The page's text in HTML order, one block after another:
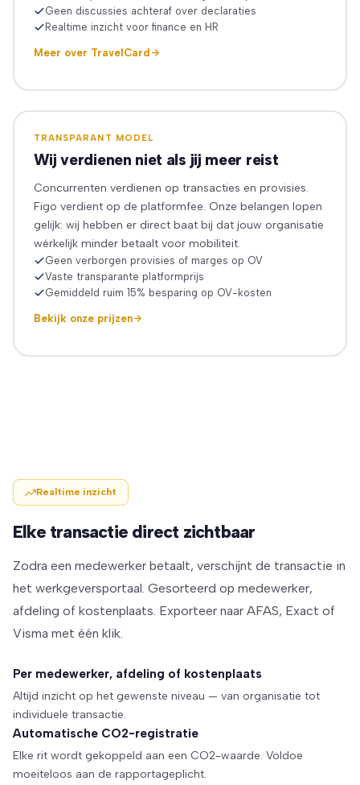
Geen discussies achteraf over declaraties
Realtime inzicht voor finance en HR
Meer over TravelCard
TRANSPARANT MODEL
Wij verdienen niet als jij meer reist
Concurrenten verdienen op transacties en provisies.
Figo verdient op de platformfee. Onze belangen lopen
gelijk: wij hebben er direct baat bij dat jouw organisatie
wérkelijk minder betaalt voor mobiliteit.
Geen verborgen provisies of marges op OV
Vaste transparante platformprijs
Gemiddeld ruim 15% besparing op OV-kosten
Bekijk onze prijzen
Realtime inzicht
Elke transactie direct zichtbaar
Zodra een medewerker betaalt, verschijnt de transactie in
het werkgeversportaal. Gesorteerd op medewerker,
afdeling of kostenplaats. Exporteer naar AFAS, Exact of
Visma met één klik.
Per medewerker, afdeling of kostenplaats
Altijd inzicht op het gewenste niveau — van organisatie tot
individuele transactie.
Automatische CO2-registratie
Elke rit wordt gekoppeld aan een CO2-waarde. Voldoe
moeiteloos aan de rapportageplicht.